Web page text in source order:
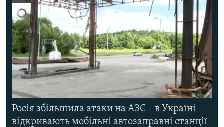
Росія збільшила атаки на АЗС – в Україні
відкривають мобільні автозаправні станції